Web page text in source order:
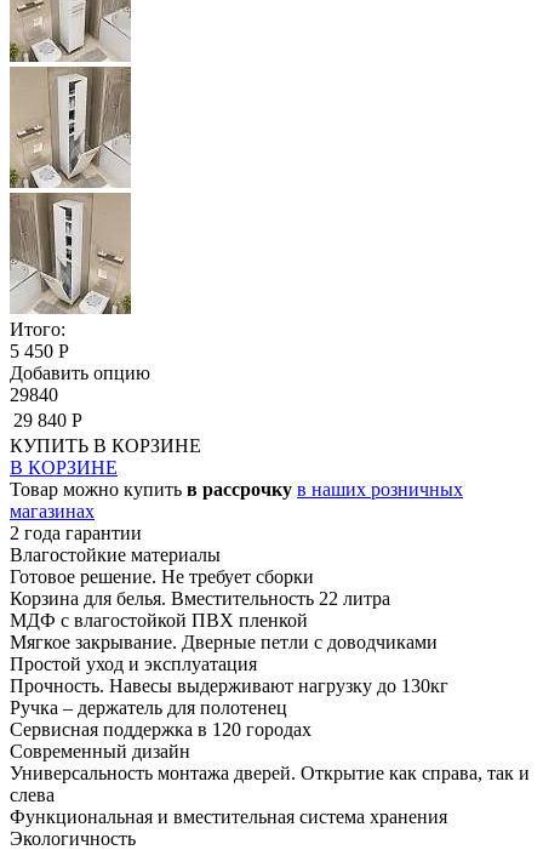
Итого:
5 450 Р
Добавить опцию
29840
29 840 Р
КУПИТЬ В КОРЗИНЕ
В КОРЗИНЕ
Товар можно купить в рассрочку в наших розничных
магазинах
2 года гарантии
Влагостойкие материалы
Готовое решение. Не требует сборки
Корзина для белья. Вместительность 22 литра
МДФ с влагостойкой ПВХ пленкой
Мягкое закрывание. Дверные петли с доводчиками
Простой уход и эксплуатация
Прочность. Навесы выдерживают нагрузку до 130кг
Ручка – держатель для полотенец
Сервисная поддержка в 120 городах
Современный дизайн
Универсальность монтажа дверей. Открытие как справа, так и
слева
Функциональная и вместительная система хранения
Экологичность